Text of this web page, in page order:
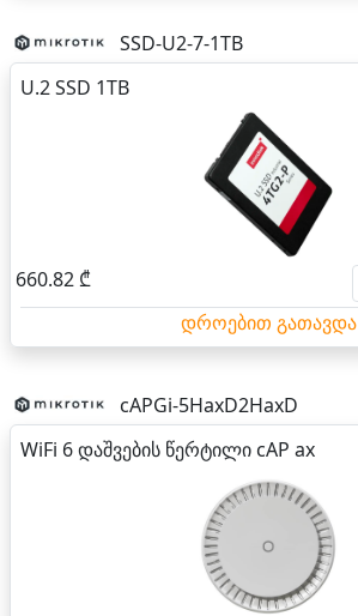
SSD-U2-7-1TB
U.2 SSD 1TB
660.82 ₾
დროებით გათავდა
cAPGi-5HaxD2HaxD
WiFi 6 დაშვების წერტილი cAP ax